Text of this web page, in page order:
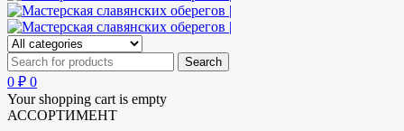
0 ₽ 0
Your shopping cart is empty
АССОРТИМЕНТ